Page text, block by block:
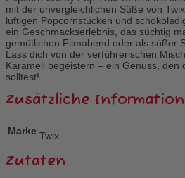
mit der unvergleichlichen Süße von
luftigen Popcornstücken und
ein Geschmackserlebnis, das süchtig
gemütlichen Filmabend oder als süßer
Lass dich von der verführerischen
Karamell begeistern – ein Genuss, den
solltest!
Zusätzliche
Marke Twix
Zutaten